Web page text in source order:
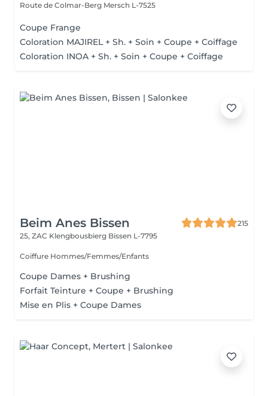
Route de Colmar-Berg Mersch L-7525
Coupe Frange
Coloration MAJIREL + Sh. + Soin + Coupe + Coiffage
Coloration INOA + Sh. + Soin + Coupe + Coiffage
Beim Anes Bissen
215
25, ZAC Klengbousbierg Bissen L-7795
Coiffure Hommes/Femmes/Enfants
Coupe Dames + Brushing
Forfait Teinture + Coupe + Brushing
Mise en Plis + Coupe Dames